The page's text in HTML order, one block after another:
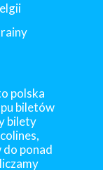
polska
biletów
bilety
do ponad